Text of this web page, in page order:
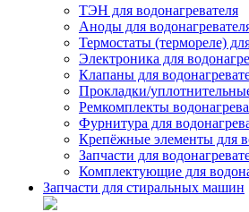
ТЭН для водонагревателя
Аноды для
Термостаты (термореле)
Электроника для
Клапаны для
Прокладки/
Ремкомплекты
Фурнитура для
Крепёжные элементы для
Запчасти для
Комплектующие для
Запчасти для стиральных машин